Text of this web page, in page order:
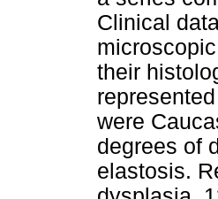
Clinical
their
were
degrees of
elastosis.